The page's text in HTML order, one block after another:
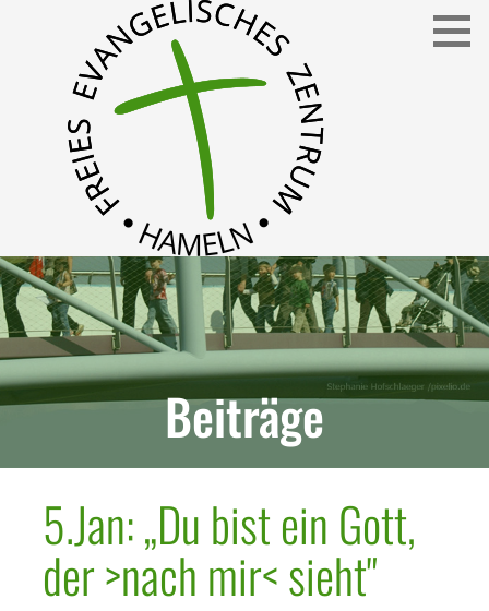
FEZ
Freies Evangelisches Zentrum in Hameln
Beiträge
5.Jan: „Du bist ein Gott,
der >nach mir< sieht"